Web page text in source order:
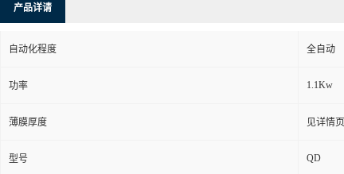
产品详请
自动化程度 全自动
功率 1.1Kw
薄膜厚度 见详情页
型号 QD